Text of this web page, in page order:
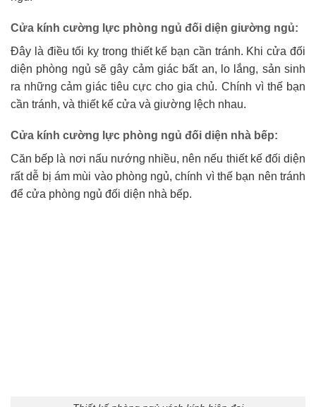
Cửa kính cường lực phòng ngủ đối diện giường ngủ:
Đây là điều tối kỵ trong thiết kế bạn cần tránh. Khi cửa đối
diện phòng ngủ sẽ gây cảm giác bất an, lo lắng, sản sinh
ra những cảm giác tiêu cực cho gia chủ. Chính vì thế bạn
cần tránh, và thiết kế cửa và giường lệch nhau.
Cửa kính cường lực phòng ngủ đối diện nhà bếp:
Căn bếp là nơi nấu nướng nhiều, nên nếu thiết kế đối diện
rất dễ bị ám mùi vào phòng ngủ, chính vì thế bạn nên tránh
để cửa phòng ngủ đối diện nhà bếp.